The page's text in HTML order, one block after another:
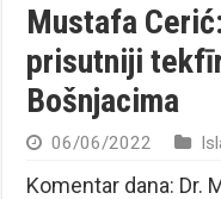
Mustafa
prisutniji
Bošnjacima
06/06/2022
Komentar dana: Dr.